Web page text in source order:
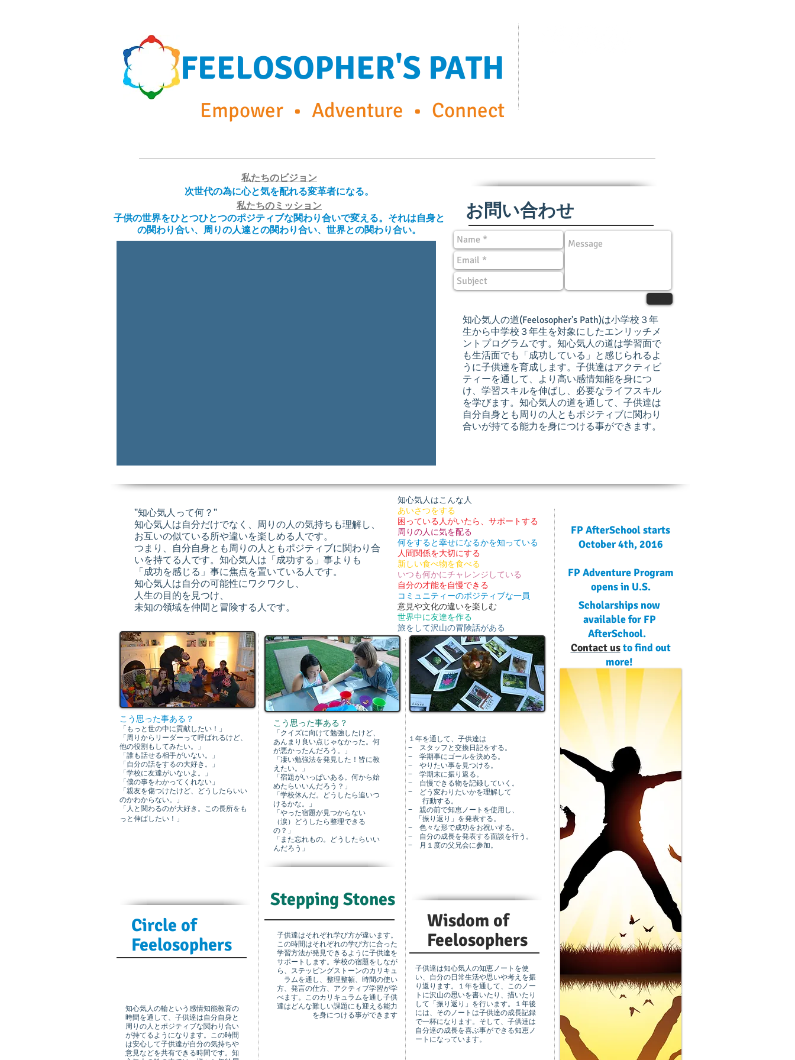
FEELOSOPHER'S PATH
Empower • Adventure • Connect
私たち​のビジョン
次世代の為に心と気を配れる変革者になる。​
私たちのミッション
子供の世界をひとつひとつのポジティブな関わり合いで変える。​それは自身と
の関わり合い、周りの人達との関わり合い、世界との関わり合い。​
お問い合わせ
知心気人の道(Feelosopher's Path)は小学校３年
生から中学校３年生を対象にしたエンリッチメ
ントプログラムです。知心気人の道は学習面で
も生活面でも「成功している」と感じられるよ
うに子供達を育成します。子供達はアクティビ
ティーを通して、より高い感情知能を身につ
け、学習スキルを伸ばし、必要なライフスキル
を学びます。知心気人の道を通して、子供達は
自分自身とも周りの人ともポジティブに関わり
合いが持てる能力を身につける事ができます。
Circle of
Feelosophers
知心気人の輪という感情知能教育の
時間を通して、子供達は自分自身と
周りの人とポジティブな関わり合い
が持てるようになります。この時間
は安心して子供達が自分の気持ちや
意見などを共有できる時間です。知
Stepping Stones
子供達はそれぞれ学び方が違います。
この時間はそれぞれの学び方に合った
学習方法が発見できるように子供達を
サポートします。学校の宿題をしなが
ら、ステッピングストーンのカリキュ
ラムを通し、整理整頓、時間の使い
方、発言の仕方、アクティブ学習が学
べます。このカリキュラムを通し子供
達はどんな難しい課題にも迎える能力
を身につける事ができます
Wisdom of
Feelosophers
子供達は知心気人の知恵ノートを使
い、自分の日常生活や思いや考えを振
り返ります。１年を通して、このノー
トに沢山の思いを書いたり、描いたり
して「振り返り」を行います。１年後
には、そのノートは子供達の成長記録
で一杯になります。そして、子供達は
自分達の成長を喜ぶ事ができる知恵ノ
ートになっています。
こう思った事ある？
「もっと世の中に貢献したい！」
「周りからリーダーって呼ばれるけど、
他の役割もしてみたい。」
「誰も話せる相手がいない。」
「自分の話をするの大好き。」
「学校に友達がいないよ。」
「僕の事をわかってくれない」
「親友を傷つけたけど、どうしたらいい
のかわからない。」
「人と関わるのが大好き。この長所をも
っと伸ばしたい！」
"知心気人って何？"
知心気人は自分だけでなく、周りの人の気持ちも理解し、
お互いの似ている所や違いを楽しめる人です。
つまり、自分自身とも周りの人ともポジティブに関わり合
いを持てる人です。知心気人は「成功する」事よりも
「成功を感じる」事に焦点を置いている人です。
知心気人は自分の可能性にワクワクし、
人生の目的を見つけ、
未知の領域を仲間と冒険する人です。
知心気人はこんな人
あいさつをする
困っている人がいたら、サポートする
周りの人に気を配る
何をすると幸せになるかを知っている
人間関係を大切にする
新しい食べ物を食べる
いつも何かにチャレンジしている
自分の才能を自慢できる
コミュニティーのポジティブな一員
意見や文化の違いを楽しむ
世界中に友達を作る
旅をして沢山の冒険話がある
こう思った事ある？
「クイズに向けて勉強したけど、
あんまり良い点じゃなかった。何
が悪かったんだろう。」
「凄い勉強法を発見した！皆に教
えたい。」
「宿題がいっぱいある。何から始
めたらいいんだろう？」
「学校休んだ。どうしたら追いつ
けるかな。」
「やった宿題が見つからない
（涙）どうしたら整理できる
の？」
「また忘れもの。どうしたらいい
んだろう」
１年を通して、子供達は
− スタッフと交換日記をする。
− 学期事にゴールを決める。
− やりたい事を見つける。
− 学期末に振り返る。
− 自慢できる物を記録していく。
− どう変わりたいかを理解して
行動する。
− 親の前で知恵ノートを使用し、
「振り返り」を発表する。
− 色々な形で成功をお祝いする。
− 自分の成長を発表する面談を行う。
− 月１度の父兄会に参加。
FP AfterSchool starts
October 4th, 2016
FP Adventure Program
opens in U.S.
Scholarships now
available for FP
AfterSchool.
Contact usto find out
more!